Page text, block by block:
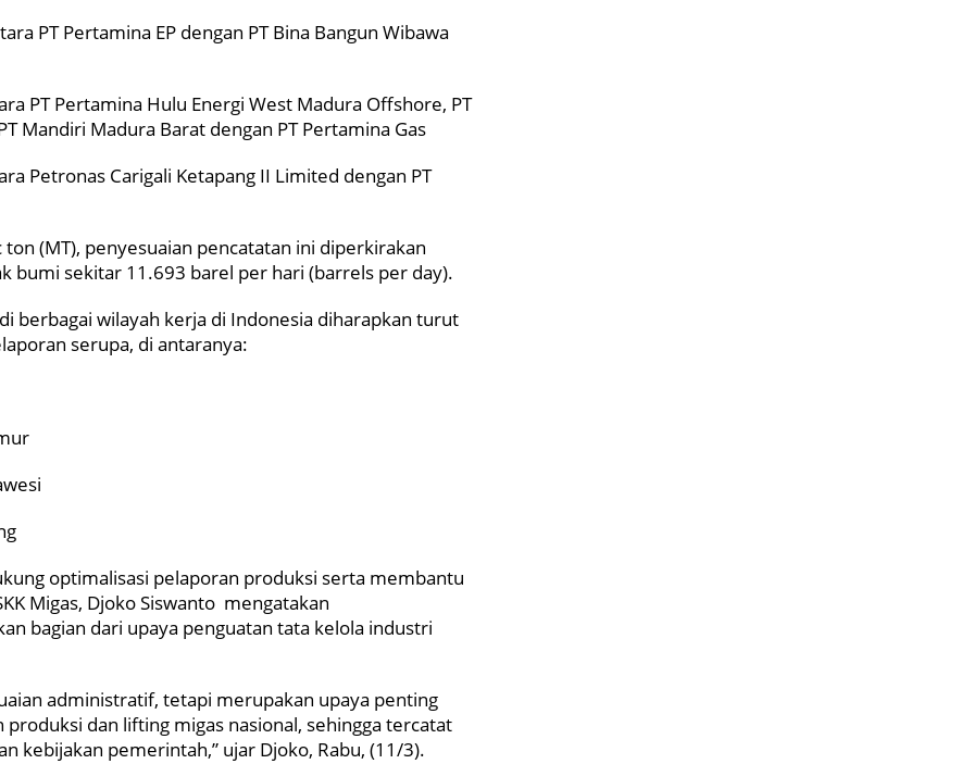
PT Pertamina EP dengan PT Bina Bangun Wibawa
PT Pertamina Hulu Energi West Madura Offshore, PT
Mandiri Madura Barat dengan PT Pertamina Gas
Petronas Carigali Ketapang II Limited dengan PT
(MT), penyesuaian pencatatan ini diperkirakan
bumi sekitar 11.693 barel per hari (barrels per day).
berbagai wilayah kerja di Indonesia diharapkan turut
serupa, di antaranya:
optimalisasi pelaporan produksi serta membantu
Migas, Djoko Siswanto mengatakan
bagian dari upaya penguatan tata kelola industri
administratif, tetapi merupakan upaya penting
dan lifting migas nasional, sehingga tercatat
kebijakan pemerintah,” ujar Djoko, Rabu, (11/3).